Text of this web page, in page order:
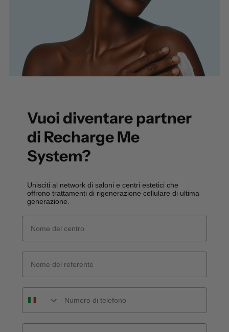
Vuoi diventare partner
di Recharge Me
System?
Unisciti al network di saloni e centri estetici che
offrono trattamenti di rigenerazione cellulare di ultima
generazione.
Email